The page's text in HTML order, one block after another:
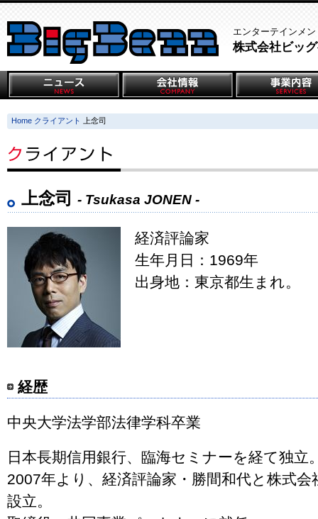
エンターテインメ
株式会社ビッ
Home クライアント 上念司
上念司 - Tsukasa JONEN -
経済評論家
生年月日：1969年
出身地：東京都生まれ。
経歴
中央大学法学部法律学科卒業
日本長期信用銀行、臨海セミナーを経て独立
2007年より、経済評論家・勝間和代と株式会
設立。